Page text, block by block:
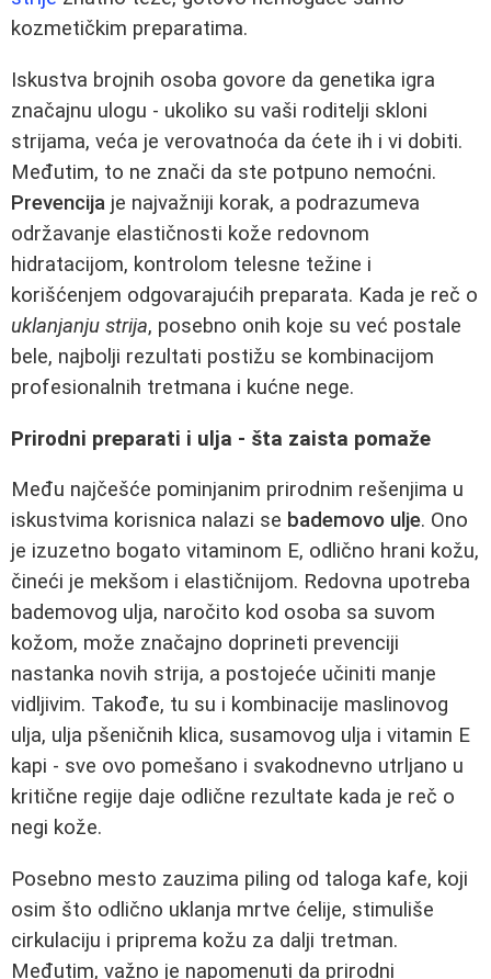
kozmetičkim preparatima.
Iskustva brojnih osoba govore da genetika igra
značajnu ulogu - ukoliko su vaši roditelji skloni
strijama, veća je verovatnoća da ćete ih i vi dobiti.
Međutim, to ne znači da ste potpuno nemoćni.
Prevencija je najvažniji korak, a podrazumeva
održavanje elastičnosti kože redovnom
hidratacijom, kontrolom telesne težine i
korišćenjem odgovarajućih preparata. Kada je reč o
uklanjanju strija, posebno onih koje su već postale
bele, najbolji rezultati postižu se kombinacijom
profesionalnih tretmana i kućne nege.
Prirodni preparati i ulja - šta zaista pomaže
Među najčešće pominjanim prirodnim rešenjima u
iskustvima korisnica nalazi se bademovo ulje. Ono
je izuzetno bogato vitaminom E, odlično hrani kožu,
čineći je mekšom i elastičnijom. Redovna upotreba
bademovog ulja, naročito kod osoba sa suvom
kožom, može značajno doprineti prevenciji
nastanka novih strija, a postojeće učiniti manje
vidljivim. Takođe, tu su i kombinacije maslinovog
ulja, ulja pšeničnih klica, susamovog ulja i vitamin E
kapi - sve ovo pomešano i svakodnevno utrljano u
kritične regije daje odlične rezultate kada je reč o
negi kože.
Posebno mesto zauzima piling od taloga kafe, koji
osim što odlično uklanja mrtve ćelije, stimuliše
cirkulaciju i priprema kožu za dalji tretman.
Međutim, važno je napomenuti da prirodni